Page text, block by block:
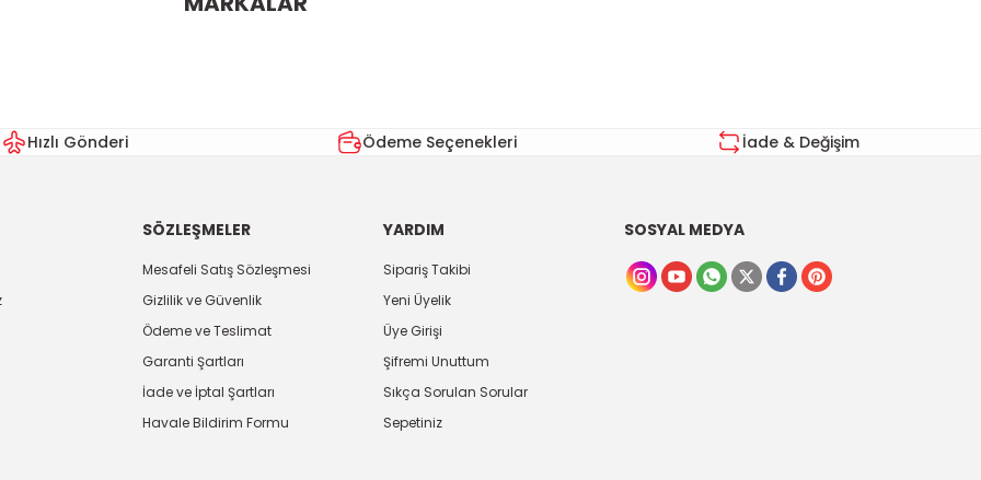
Bu ürüne ilk yorumu siz yapın!
Hızlı Gönderi Ödeme Seçenekleri İade & Değişim
SÖZLEŞMELER
Mesafeli Satış Sözleşmesi
Gizlilik ve Güvenlik
Ödeme ve Teslimat
Garanti Şartları
İade ve İptal Şartları
Havale Bildirim Formu
YARDIM
Sipariş Takibi
Yeni Üyelik
Üye Girişi
Şifremi Unuttum
Sıkça Sorulan Sorular
Sepetiniz
SOSYAL MEDYA